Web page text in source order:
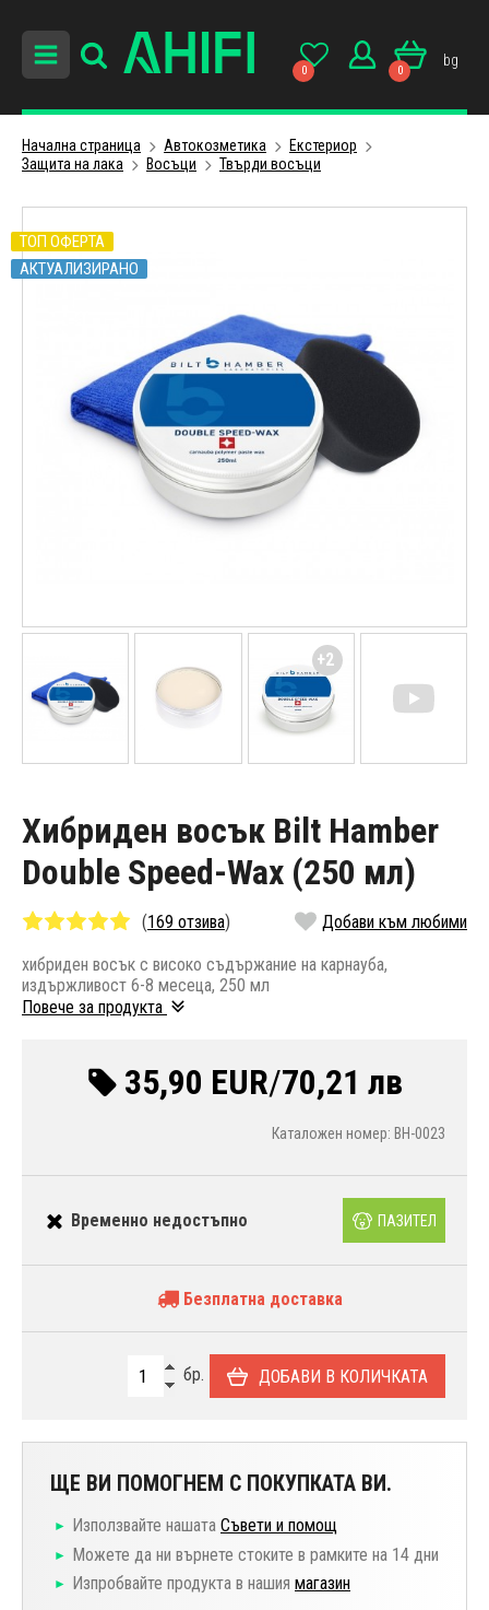
0 0
bg
Начална страница Автокозметика
Екстериор
Защита на лака
Восъци Твърди восъци
Хибриден восък Bilt Hamber
Double Speed-Wax (250 мл)
(169 отзива) Добави към любими
хибриден восък с високо съдържание на карнауба,
издържливост 6-8 месеца, 250 мл
Повече за продукта
35,90 EUR/70,21 лв
Каталожен номер: BH-0023
Временно недостъпно ПАЗИТЕЛ
Безплатна доставка
бр. ДОБАВИ В КОЛИЧКАТА
ЩЕ ВИ ПОМОГНЕМ С ПОКУПКАТА ВИ.
Използвайте нашата Съвети и помощ
Можете да ни върнете стоките в рамките на 14 дни
Изпробвайте продукта в нашия магазин
ТОП ОФЕРТА
АКТУАЛИЗИРАНО
+2